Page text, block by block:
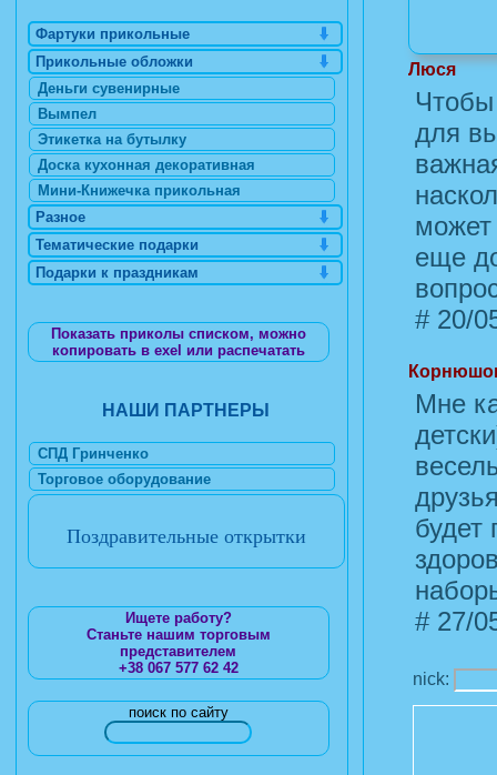
Люся
для
может
еще
#20/
Мне
будет
#27/
nick:
Фартуки прикольные
Прикольные обложки
Деньги сувенирные
Вымпел
Этикетка на бутылку
Доска кухонная декоративная
Мини-Книжечка прикольная
Разное
Тематические подарки
Подарки к праздникам
Показать приколы списком, можно
копировать в exel или распечатать
НАШИ ПАРТНЕРЫ
СПД Гринченко
Торговое оборудование
Поздравительные открытки
Ищете работу?
Станьте нашим торговым
представителем
+38 067 577 62 42
поиск по сайту